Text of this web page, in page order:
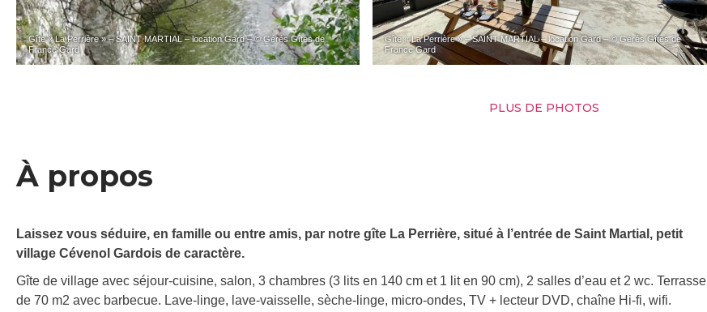
Gîte « La Perrière » – SAINT MARTIAL – location Gard – © Gérés Gîtes de
France Gard
Gîte « La Perrière » – SAINT MARTIAL – location Gard – © Gérés Gîtes de
France Gard
PLUS DE PHOTOS
À propos
Laissez vous séduire, en famille ou entre amis, par notre gîte La Perrière, situé à l’entrée de Saint Martial, petit
village Cévenol Gardois de caractère.
Gîte de village avec séjour-cuisine, salon, 3 chambres (3 lits en 140 cm et 1 lit en 90 cm), 2 salles d’eau et 2 wc. Terrasse
de 70 m2 avec barbecue. Lave-linge, lave-vaisselle, sèche-linge, micro-ondes, TV + lecteur DVD, chaîne Hi-fi, wifi.